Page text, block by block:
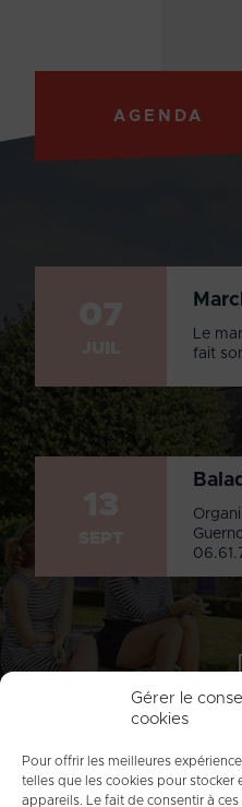
Gérer le
cookies
Pour offrir les meilleures
telles que les cookies pour
appareils. Le fait de consentir à
AGENDA
Le
fait